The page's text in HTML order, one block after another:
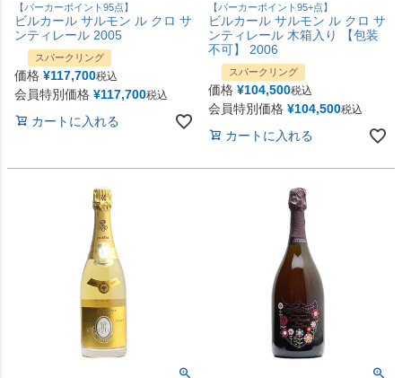
【パーカーポイント95点】
ビルカール サルモン ル クロ サ
ンティレール 2005
スパークリング
価格 ¥117,700税込
会員特別価格 ¥117,700税込
カートに入れる
【パーカーポイント95+点】
ビルカール サルモン ル クロ サ
ンティレール 木箱入り 【包装
不可】 2006
スパークリング
価格 ¥104,500税込
会員特別価格 ¥104,500税込
カートに入れる